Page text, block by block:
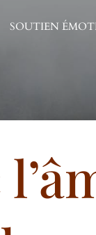
SOUTIEN